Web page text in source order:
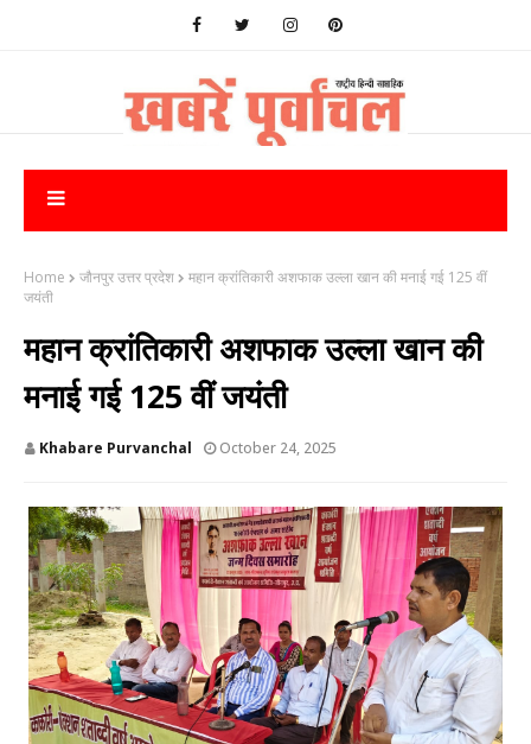
Home जौनपुर उत्तर प्रदेश
महान क्रांतिकारी अशफाक उल्ला खान की मनाई गई 125 वीं
जयंती
महान क्रांतिकारी अशफाक उल्ला खान की
मनाई गई 125 वीं जयंती
Khabare Purvanchal October 24, 2025